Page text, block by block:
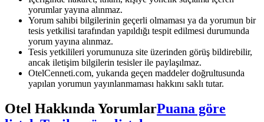
yorumlar yayına alınmaz.
Yorum sahibi bilgilerinin geçerli olmaması ya da yorumun bir
tesis yetkilisi tarafından yapıldığı tespit edilmesi durumunda
yorum yayına alınmaz.
Tesis yetkilileri yorumunuza site üzerinden görüş bildirebilir,
ancak iletişim bilgilerin tesisler ile paylaşılmaz.
OtelCenneti.com, yukarıda geçen maddeler doğrultusunda
yapılan yorumun yayınlanmaması hakkını saklı tutar.
Otel Hakkında YorumlarPuana göre